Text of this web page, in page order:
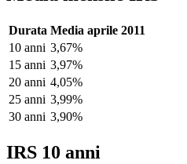
Durata Media aprile 2011
10 anni 3,67%
15 anni 3,97%
20 anni 4,05%
25 anni 3,99%
30 anni 3,90%
IRS 10 anni